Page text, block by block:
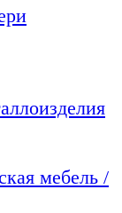
мебель /